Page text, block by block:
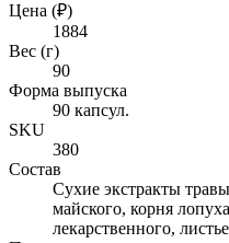
Цена (₽)
1884
Вес (г)
90
Форма выпуска
90 капсул.
SKU
380
Состав
Сухие экстракты
майского, корня
лекарственного,